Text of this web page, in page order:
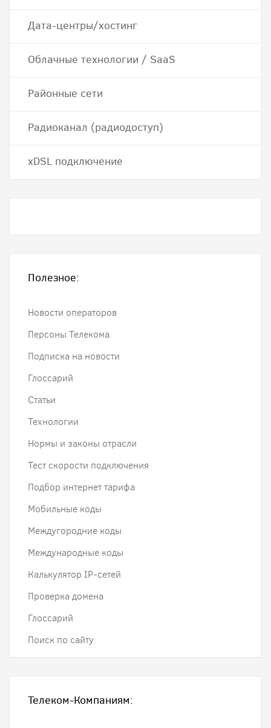
Дата-центры/хостинг
Облачные технологии / SaaS
Районные сети
Радиоканал (радиодоступ)
хDSL подключение
Полезное:
Новости операторов
Персоны Телекома
Подписка на новости
Глоссарий
Статьи
Технологии
Нормы и законы отрасли
Тест скорости подключения
Подбор интернет тарифа
Мобильные коды
Междугородние коды
Международные коды
Калькулятор IP-сетей
Проверка домена
Глоссарий
Поиск по сайту
Телеком-Компаниям: